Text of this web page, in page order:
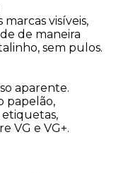
visíveis,
de maneira
sem pulos.
aparente.
papelão,
etiquetas,
VG e VG+.